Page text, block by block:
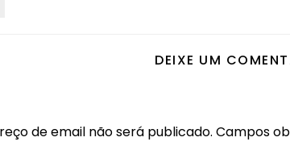
DEIXE UM
de email não será publicado. Campos